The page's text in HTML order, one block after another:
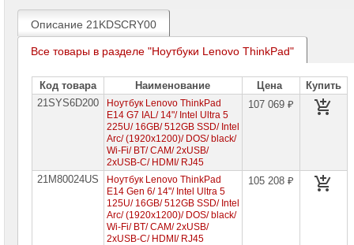
MSI
Ноутбуки
Acer
Ноутбуки
Asus
HP
Описание 21KDSCRY00
Все товары в разделе "Ноутбуки Lenovo ThinkPad"
Код товара Наименование Цена
Купить
21SYS6D200
Ноутбук Lenovo ThinkPad
E14 G7 IAL/ 14"/ Intel Ultra 5
225U/ 16GB/ 512GB SSD/ Intel
Arc/ (1920х1200)/ DOS/ black/
Wi-Fi/ BT/ CAM/ 2xUSB/
2xUSB-C/ HDMI/ RJ45
107 069 ₽
21M80024US
Ноутбук Lenovo ThinkPad
E14 Gen 6/ 14"/ Intel Ultra 5
125U/ 16GB/ 512GB SSD/ Intel
Arc/ (1920x1200)/ DOS/ black/
Wi-Fi/ BT/ CAM/ 2xUSB/
2xUSB-C/ HDMI/ RJ45
105 208 ₽